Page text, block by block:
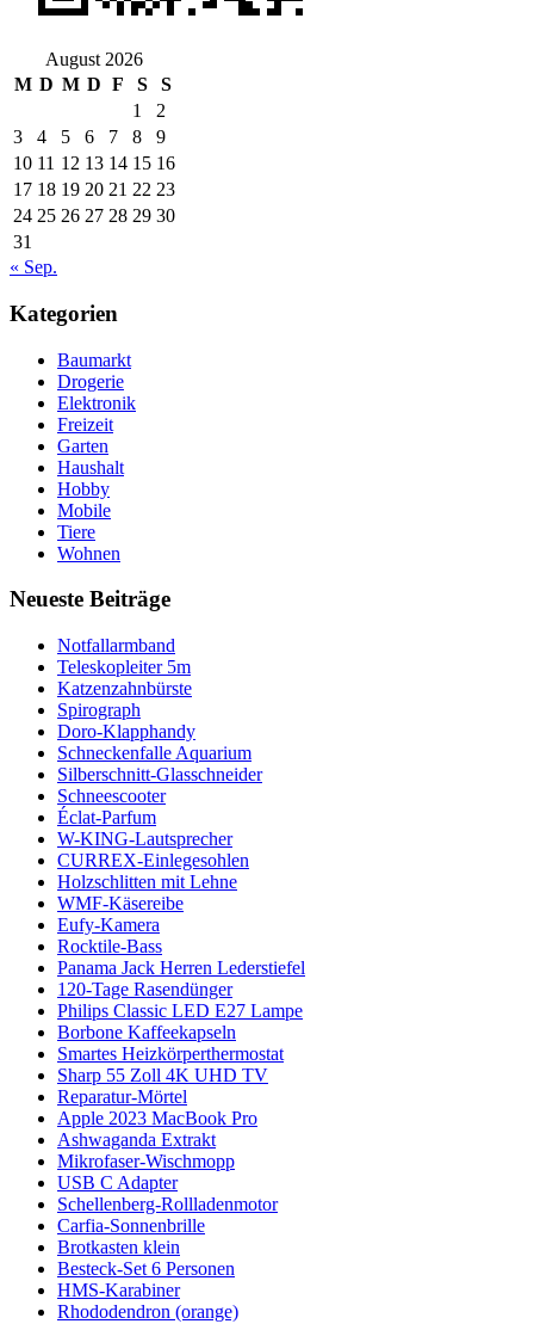
August 2026
M D M D F S
S
1
2
3
4 5 6 7 8
9
10 11 12 13 14 15 16
17 18 19 20 21 22 23
24 25 26 27 28 29 30
31
« Sep.
Kategorien
Baumarkt
Drogerie
Elektronik
Freizeit
Garten
Haushalt
Hobby
Mobile
Tiere
Wohnen
Neueste Beiträge
Notfallarmband
Teleskopleiter 5m
Katzenzahnbürste
Spirograph
Doro-Klapphandy
Schneckenfalle Aquarium
Silberschnitt-Glasschneider
Schneescooter
Éclat-Parfum
W-KING-Lautsprecher
CURREX-Einlegesohlen
Holzschlitten mit Lehne
WMF-Käsereibe
Eufy-Kamera
Rocktile-Bass
Panama Jack Herren Lederstiefel
120-Tage Rasendünger
Philips Classic LED E27 Lampe
Borbone Kaffeekapseln
Smartes Heizkörperthermostat
Sharp 55 Zoll 4K UHD TV
Reparatur-Mörtel
Apple 2023 MacBook Pro
Ashwaganda Extrakt
Mikrofaser-Wischmopp
USB C Adapter
Schellenberg-Rollladenmotor
Carfia-Sonnenbrille
Brotkasten klein
Besteck-Set 6 Personen
HMS-Karabiner
Rhododendron (orange)